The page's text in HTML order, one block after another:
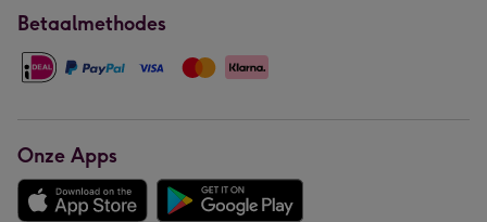
Betaalmethodes
Onze Apps